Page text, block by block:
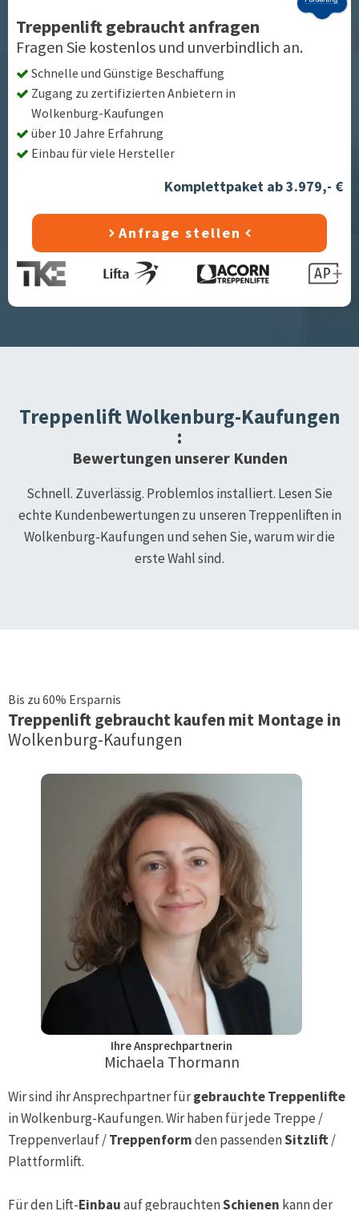
Treppenlift gebraucht anfragen
Fragen Sie kostenlos und unverbindlich an.
Schnelle und Günstige Beschaffung
Zugang zu zertifizierten Anbietern in
Wolkenburg-Kaufungen
über 10 Jahre Erfahrung
Einbau für viele Hersteller
Komplettpaket ab 3.979,- €
Anfrage stellen
TreppenliftWolkenburg-Kaufungen
:
Bewertungen unserer Kunden
Schnell. Zuverlässig. Problemlos installiert. Lesen Sie
echte Kundenbewertungen zu unseren Treppenliften in
Wolkenburg-Kaufungen und sehen Sie, warum wir die
erste Wahl sind.
Bis zu 60% Ersparnis
Treppenliftgebraucht kaufen mit Montage in
Wolkenburg-Kaufungen
Ihre Ansprechpartnerin
Michaela Thormann
Wir sind ihr Ansprechpartner fürgebrauchte Treppenlifte
inWolkenburg-Kaufungen. Wir haben für jede Treppe /
Treppenverlauf /Treppenformden passendenSitzlift/
Plattformlift.
Für den Lift-Einbauauf gebrauchtenSchienen kann der